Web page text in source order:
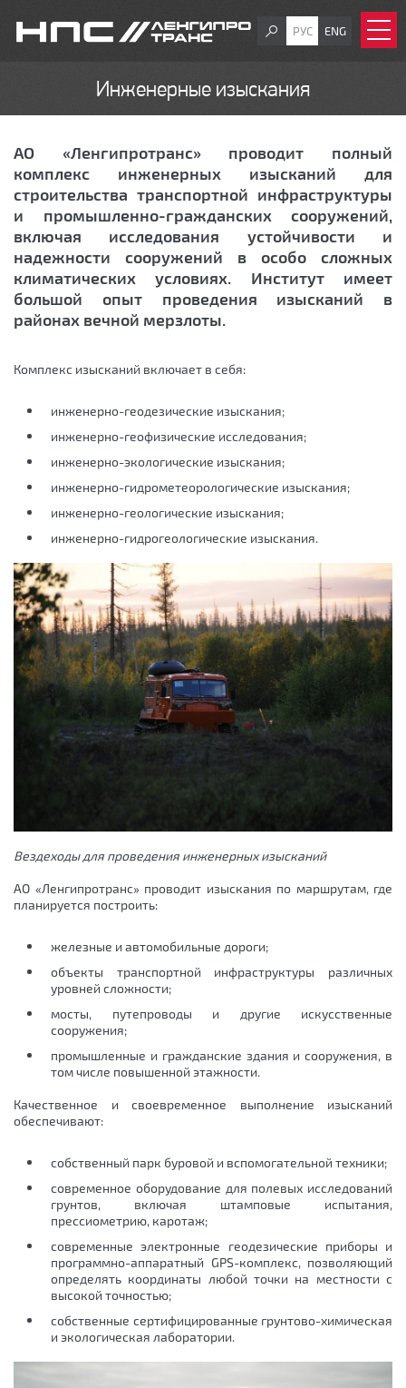
РУС ENG
Инженерные изыскания
АО «Ленгипротранс» проводит полный
комплекс инженерных изысканий для
строительства транспортной инфраструктуры
и промышленно-гражданских сооружений,
включая исследования устойчивости и
надежности сооружений в особо сложных
климатических условиях. Институт имеет
большой опыт проведения изысканий в
районах вечной мерзлоты.
Комплекс изысканий включает в себя:
инженерно-геодезические изыскания;
инженерно-геофизические исследования;
инженерно-экологические изыскания;
инженерно-гидрометеорологические изыскания;
инженерно-геологические изыскания;
инженерно-гидрогеологические изыскания.
Вездеходы для проведения инженерных изысканий
АО «Ленгипротранс» проводит изыскания по маршрутам, где
планируется построить:
железные и автомобильные дороги;
объекты транспортной инфраструктуры различных
уровней сложности;
мосты, путепроводы и другие искусственные
сооружения;
промышленные и гражданские здания и сооружения, в
том числе повышенной этажности.
Качественное и своевременное выполнение изысканий
обеспечивают:
собственный парк буровой и вспомогательной техники;
современное оборудование для полевых исследований
грунтов, включая штамповые испытания,
прессиометрию, каротаж;
современные электронные геодезические приборы и
программно-аппаратный GPS-комплекс, позволяющий
определять координаты любой точки на местности с
высокой точностью;
собственные сертифицированные грунтово-химическая
и экологическая лаборатории.